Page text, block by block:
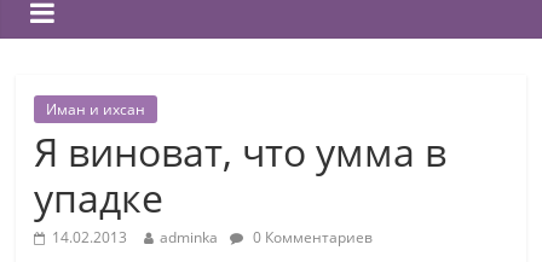
Иман и ихсан
Я виноват, что умма в
упадке
14.02.2013 adminka 0 Комментариев